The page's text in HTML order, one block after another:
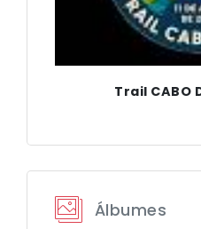
Trail CABO
Álbumes